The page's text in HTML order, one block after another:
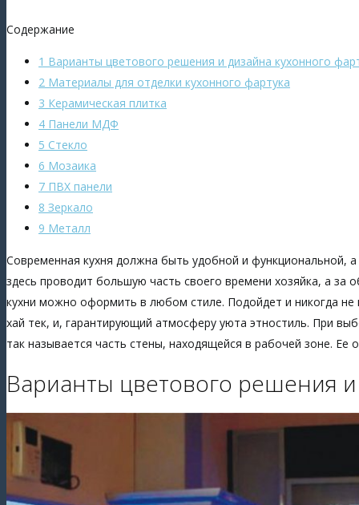
Содержание
1 Варианты цветового решения и дизайна кухонного
2 Материалы для отделки кухонного фартука
3 Керамическая плитка
4 Панели МДФ
5 Стекло
6 Мозаика
7 ПВХ панели
8 Зеркало
9 Металл
Современная кухня должна быть удобной и функциональной,
здесь проводит большую часть своего времени хозяйка, а
кухни можно оформить в любом стиле. Подойдет и никогда
хай тек, и, гарантирующий атмосферу уюта этностиль. При
так называется часть стены, находящейся в рабочей зоне.
Варианты цветового решения